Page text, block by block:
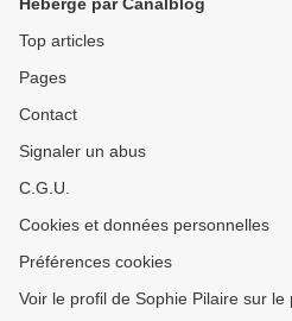
Top articles
Pages
Contact
Signaler un abus
C.G.U.
Cookies et données personnelles
Préférences cookies
Voir le profil de Sophie Pilaire sur le